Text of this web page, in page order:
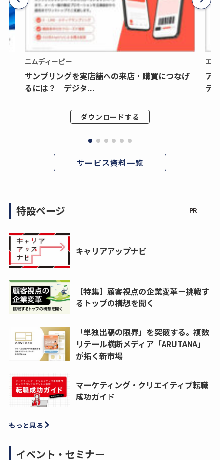
エムディーピー
サンプリングを実店舗への来店・購買につなげ
るには？ デジタ...
ダウンロードする
エ
ア
デ
サービス資料一覧
特設ページ
キャリアアップナビ
【特集】顧客視点の企業変革ー挑戦す
るトップの構想を聞く
「単独出稿の限界」を突破する。複数
リテール横断メディア「ARUTANA」
が拓く新市場
マーケティング・クリエイティブ転職
成功ガイド
もっと見る
イベント・セミナー